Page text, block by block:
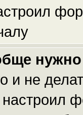
нужно
и не
настроил